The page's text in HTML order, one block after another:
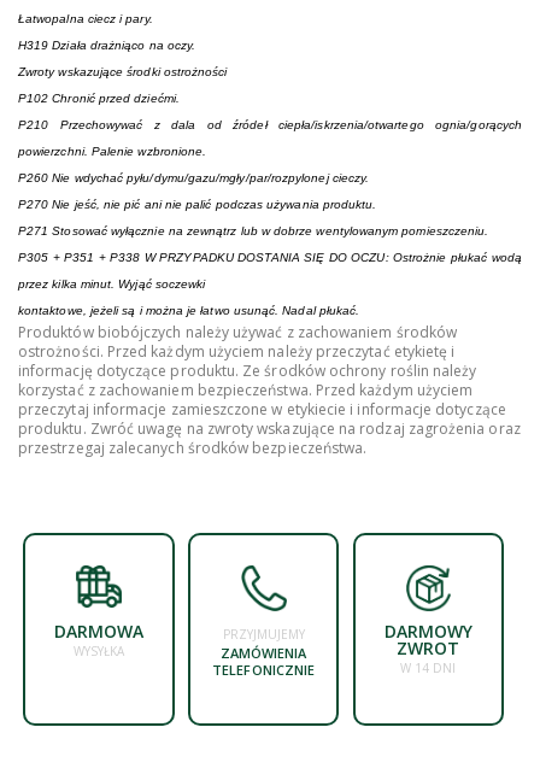
Łatwopalna ciecz i pary.
H319 Działa drażniąco na oczy.
Zwroty wskazujące środki ostrożności
P102 Chronić przed dziećmi.
P210 Przechowywać z dala od źródeł ciepła/iskrzenia/otwartego ognia/gorących
powierzchni. Palenie wzbronione.
P260 Nie wdychać pyłu/dymu/gazu/mgły/par/rozpylonej cieczy.
P270 Nie jeść, nie pić ani nie palić podczas używania produktu.
P271 Stosować wyłącznie na zewnątrz lub w dobrze wentylowanym pomieszczeniu.
P305 + P351 + P338 W PRZYPADKU DOSTANIA SIĘ DO OCZU: Ostrożnie płukać wodą
przez kilka minut. Wyjąć soczewki
kontaktowe, jeżeli są i można je łatwo usunąć. Nadal płukać.
Produktów biobójczych należy używać z zachowaniem środków
ostrożności. Przed każdym użyciem należy przeczytać etykietę i
informację dotyczące produktu. Ze środków ochrony roślin należy
korzystać z zachowaniem bezpieczeństwa. Przed każdym użyciem
przeczytaj informacje zamieszczone w etykiecie i informacje dotyczące
produktu. Zwróć uwagę na zwroty wskazujące na rodzaj zagrożenia oraz
przestrzegaj zalecanych środków bezpieczeństwa.
DARMOWA
WYSYŁKA
PRZYJMUJEMY
ZAMÓWIENIA
TELEFONICZNIE
DARMOWY
ZWROT
W 14 DNI